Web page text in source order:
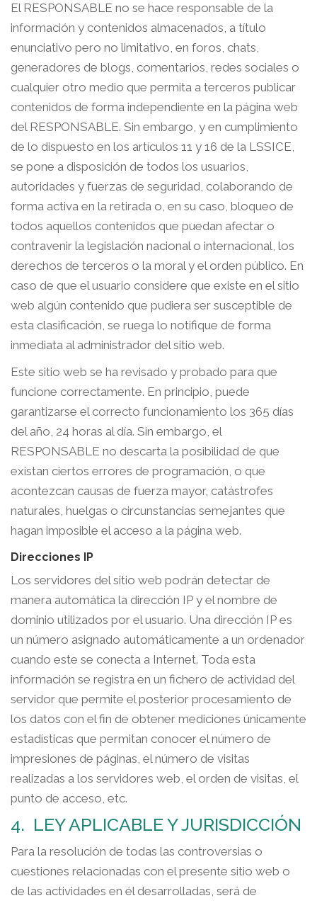
El RESPONSABLE no se hace responsable de la
información y contenidos almacenados, a título
enunciativo pero no limitativo, en foros, chats,
generadores de blogs, comentarios, redes sociales o
cualquier otro medio que permita a terceros publicar
contenidos de forma independiente en la página web
del RESPONSABLE. Sin embargo, y en cumplimiento
de lo dispuesto en los artículos 11 y 16 de la LSSICE,
se pone a disposición de todos los usuarios,
autoridades y fuerzas de seguridad, colaborando de
forma activa en la retirada o, en su caso, bloqueo de
todos aquellos contenidos que puedan afectar o
contravenir la legislación nacional o internacional, los
derechos de terceros o la moral y el orden público. En
caso de que el usuario considere que existe en el sitio
web algún contenido que pudiera ser susceptible de
esta clasificación, se ruega lo notifique de forma
inmediata al administrador del sitio web.
Este sitio web se ha revisado y probado para que
funcione correctamente. En principio, puede
garantizarse el correcto funcionamiento los 365 días
del año, 24 horas al día. Sin embargo, el
RESPONSABLE no descarta la posibilidad de que
existan ciertos errores de programación, o que
acontezcan causas de fuerza mayor, catástrofes
naturales, huelgas o circunstancias semejantes que
hagan imposible el acceso a la página web.
Direcciones IP
Los servidores del sitio web podrán detectar de
manera automática la dirección IP y el nombre de
dominio utilizados por el usuario. Una dirección IP es
un número asignado automáticamente a un ordenador
cuando este se conecta a Internet. Toda esta
información se registra en un fichero de actividad del
servidor que permite el posterior procesamiento de
los datos con el fin de obtener mediciones únicamente
estadísticas que permitan conocer el número de
impresiones de páginas, el número de visitas
realizadas a los servidores web, el orden de visitas, el
punto de acceso, etc.
4. LEY APLICABLE Y JURISDICCIÓN
Para la resolución de todas las controversias o
cuestiones relacionadas con el presente sitio web o
de las actividades en él desarrolladas, será de